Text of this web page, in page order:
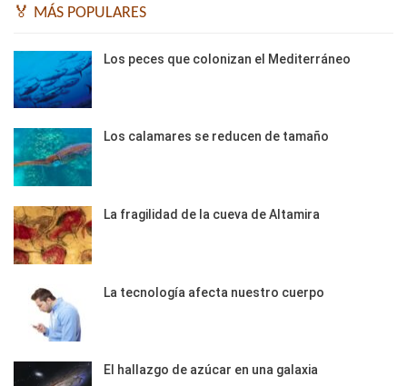
🏅 MÁS POPULARES
Los peces que colonizan el Mediterráneo
Los calamares se reducen de tamaño
La fragilidad de la cueva de Altamira
La tecnología afecta nuestro cuerpo
El hallazgo de azúcar en una galaxia